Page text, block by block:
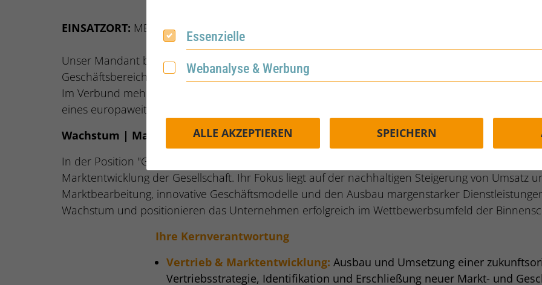
EINSATZORT: METROPOLREGION RHEIN/RUHR
Unser Mandant bietet als ein führender Logistikdienstleister integrierten Lösungen entlang der
Geschäftsbereiche steht für leistungsstarke Binnenschifffahrt- und Hafenlogistik sowie für die
Im Verbund mehrerer Standorte in Nordrhein-Westfalen ist man auf den Umschlag von
eines europaweiten Netzwerks.
Wachstum | Marktpositionierung | Ergebnisverantwortung
In der Position "Geschäftsführer Vertrieb (m/w/d)" übernehmen Sie die Gesamtverantwortung
Marktentwicklung der Gesellschaft. Ihr Fokus liegt auf der nachhaltigen Steigerung von Umsatz
Marktbearbeitung, innovative Geschäftsmodelle und den Ausbau margenstarker
Wachstum und positionieren das Unternehmen erfolgreich im Wettbewerbsumfeld der
Inhalt
Ihre Kernverantwortung
Vertrieb & Marktentwicklung: Ausbau und Umsetzung einer
Vertriebsstrategie, Identifikation und Erschließung neuer Markt- und
Essenzielle
Essenzielle
Webanalyse & Werbung
Webanalyse & Werbung
ALLE AKZEPTIEREN SPEICHERN